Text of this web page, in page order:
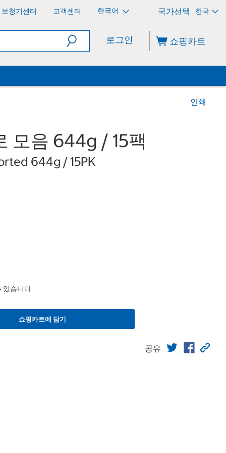
보청기센터 고객센터 한국어 한국
로그인 쇼핑카트
인쇄
모음 644g / 15팩
644g / 15PK
있습니다.
쇼핑카트에 담기
공유